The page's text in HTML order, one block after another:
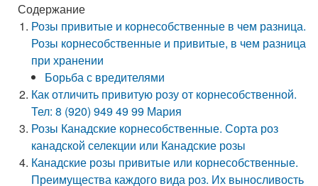
Содержание
Розы привитые и корнесобственные в чем разница.
Розы корнесобственные и привитые, в чем разница
при хранении
Борьба с вредителями
Как отличить привитую розу от корнесобственной.
Тел: 8 (920) 949 49 99 Мария
Розы Канадские корнесобственные. Сорта роз
канадской селекции или Канадские розы
Канадские розы привитые или корнесобственные.
Преимущества каждого вида роз. Их выносливость